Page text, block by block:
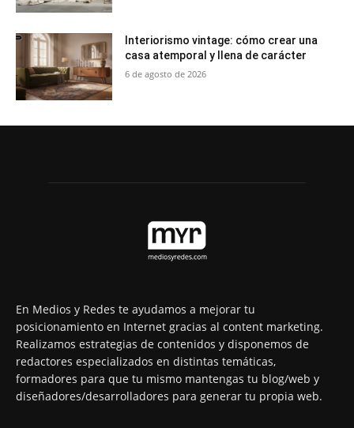
Interiorismo vintage: cómo crear una
casa atemporal y llena de carácter
6 de agosto de 2026
En Medios y Redes te ayudamos a mejorar tu
posicionamiento en Internet gracias al content marketing.
Realizamos estrategias de contenidos y disponemos de
redactores especializados en distintas temáticas,
formadores para que tu mismo mantengas tu blog/web y
diseñadores/desarrolladores para generar tu propia web.